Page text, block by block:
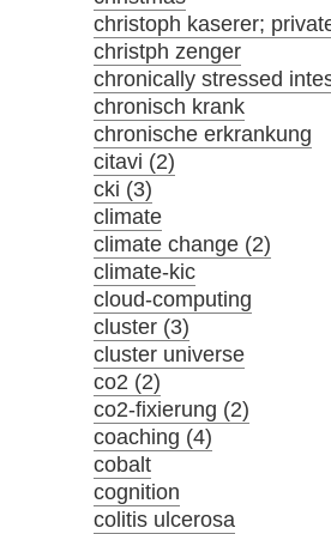
christoph kaserer;
christph zenger
chronically stressed
chronisch krank
chronische erkrankung
citavi (2)
cki (3)
climate
climate change (2)
climate-kic
cloud-computing
cluster (3)
cluster universe
co2 (2)
co2-fixierung (2)
coaching (4)
cobalt
cognition
colitis ulcerosa